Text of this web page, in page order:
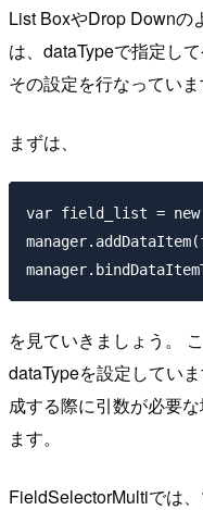
List BoxやDrop Downの
は、dataTypeで指定し
その設定を行なっていま
まずは、
var field_list = new
を見ていきましょう。
dataTypeを設定してい
成する際に引数が必要
ます。
FieldSelectorMultiでは